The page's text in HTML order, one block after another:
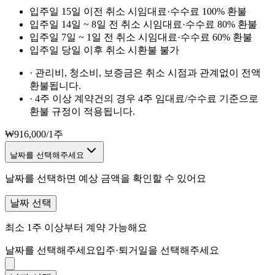
입주일 15일 이전 취소 시 임대료·수수료 100% 환불
입주일 14일 ~ 8일 전 취소 시 임대료·수수료 80% 환불
입주일 7일 ~ 1일 전 취소 시 임대료·수수료 60% 환불
입주일 당일 이후 취소 시 환불 불가
· 관리비, 청소비, 보증금은 취소 시점과 관계없이 전액
환불됩니다.
· 4주 이상 계약건의 경우 4주 임대료/수수료 기준으로
환불 규정이 적용됩니다.
₩916,000/1주
날짜를 선택해주세요
날짜를 선택하면 예상 금액을 확인할 수 있어요
날짜 선택
최소 1주 이상부터 계약 가능해요
날짜를 선택해주세요입주·퇴거일을 선택해주세요